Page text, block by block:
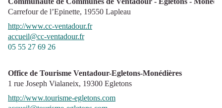
Carrefour de l’Epinette, 19550 Lapleau
http://www.cc-ventadour.fr
accueil@cc-ventadour.fr
05 55 27 69 26
Office de Tourisme Ventadour-Egletons-Monédières
1 rue Joseph Vialaneix, 19300 Egletons
http://www.tourisme-egletons.com